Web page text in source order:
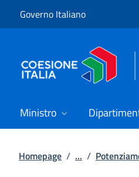
Governo Italiano
Ministro
Homepage / ... /